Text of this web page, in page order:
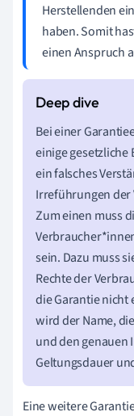
Herstellenden
haben. Somit
einen Anspruch
Bei einer
einige
ein falsches
Irreführungen der
Zum einen muss
sein. Dazu muss
Rechte der
die Garantie nicht
wird der Name,
und den genauen
Geltungsdauer
Eine weitere